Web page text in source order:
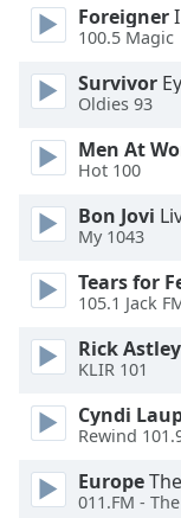
Opacity
Font
Text
Edge
Family
Reset
Done
Close
Modal
Dialog
Foreigner
100.5 Magic
Survivor
Oldies 93
Men At
Hot 100
Bon Jovi
My 1043
Tears for
105.1 Jack
Rick Astley
KLIR 101
Cyndi
Rewind
Europe
011.FM -